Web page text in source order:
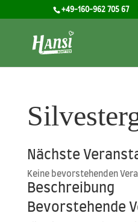
+49-160-962 705 67
Nächste
Kei­ne bevor­ste­hen­den
Beschreibung
Bevorstehende